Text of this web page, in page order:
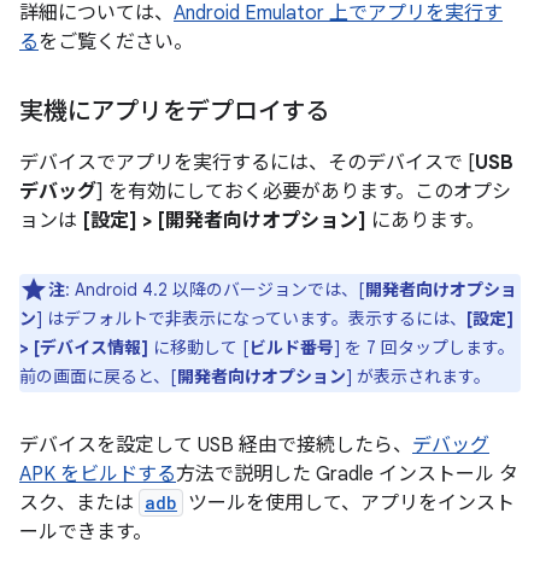
詳細については、 Android Emulator 上でアプリを実行す
るをご覧ください。
実機にアプリをデプロイする
デバイスでアプリを実行するには、そのデバイスで [USB
デバッグ] を有効にしておく必要があります。このオプシ
ョンは [設定] > [開発者向けオプション] にあります。
注: Android 4.2 以降のバージョンでは、[開発者向けオプショ
ン] はデフォルトで非表示になっています。表示するには、 [設定]
> [デバイス情報] に移動して [ビルド番号] を 7 回タップします。
前の画面に戻ると、[開発者向けオプション] が表示されます。
デバイスを設定して USB 経由で接続したら、 デバッグ
APK をビルドする方法で説明した Gradle インストール タ
スク、または adb ツールを使用して、アプリをインスト
ールできます。